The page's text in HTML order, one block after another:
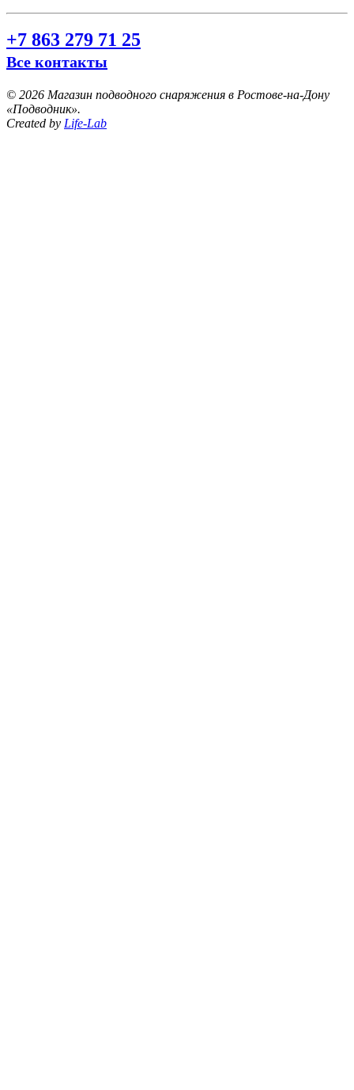
+7 863 279 71 25
Все контакты
© 2026 Магазин подводного снаряжения в Ростове-на-Дону
«Подводник».
Created by Life-Lab